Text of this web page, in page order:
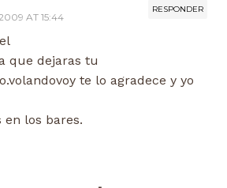
RESPONDER
AT 15:44
que dejaras tu
te lo agradece y yo
en los bares.